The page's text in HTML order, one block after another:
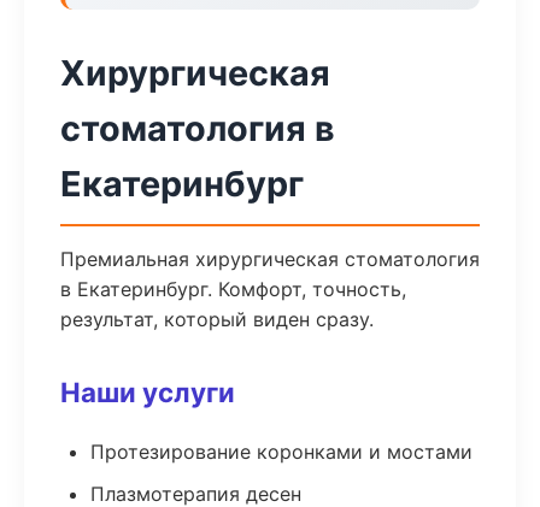
Хирургическая
стоматология в
Екатеринбург
Премиальная хирургическая стоматология
в Екатеринбург. Комфорт, точность,
результат, который виден сразу.
Наши услуги
Протезирование коронками и мостами
Плазмотерапия десен